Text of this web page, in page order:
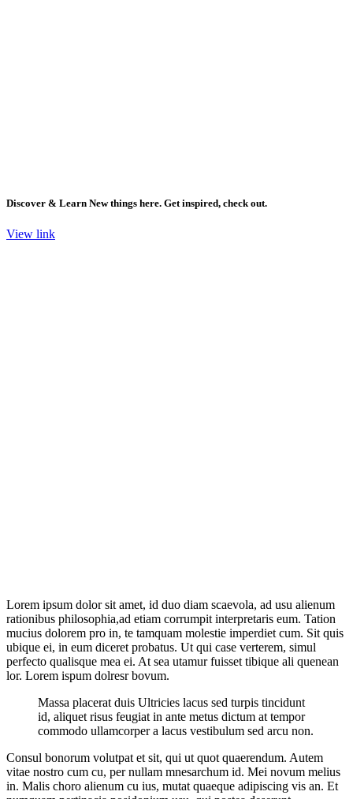
Discover & Learn New things here. Get inspired, check out.
View link
Lorem ipsum dolor sit amet, id duo diam scaevola, ad usu alienum
rationibus philosophia,ad etiam corrumpit interpretaris eum. Tation
mucius dolorem pro in, te tamquam molestie imperdiet cum. Sit quis
ubique ei, in eum diceret probatus. Ut qui case verterem, simul
perfecto qualisque mea ei. At sea utamur fuisset tibique ali quenean
lor. Lorem ispum dolresr bovum.
Massa placerat duis Ultricies lacus sed turpis tincidunt
id, aliquet risus feugiat in ante metus dictum at tempor
commodo ullamcorper a lacus vestibulum sed arcu non.
Consul bonorum volutpat et sit, qui ut quot quaerendum. Autem
vitae nostro cum cu, per nullam mnesarchum id. Mei novum melius
in. Malis choro alienum cu ius, mutat quaeque adipiscing vis an. Et